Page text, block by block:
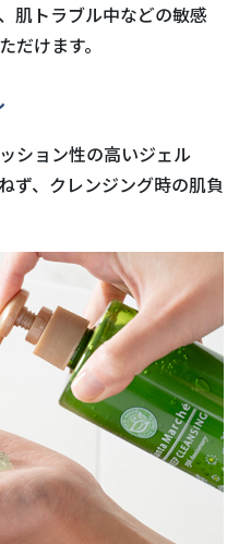
肌トラブル中などの敏感
だけます。
ション性の高いジェル
ず、クレンジング時の肌負